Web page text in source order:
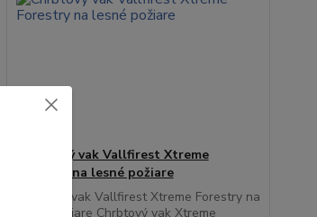
Chrbtový vak Vallfirest Xtreme
Forestry na lesné požiare
Chrbtový vak Vallfirest Xtreme Forestry na
lesné požiare Chrbtový vak Xtreme